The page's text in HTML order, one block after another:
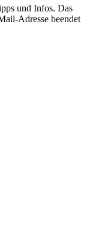
und Infos. Das
Adresse beendet